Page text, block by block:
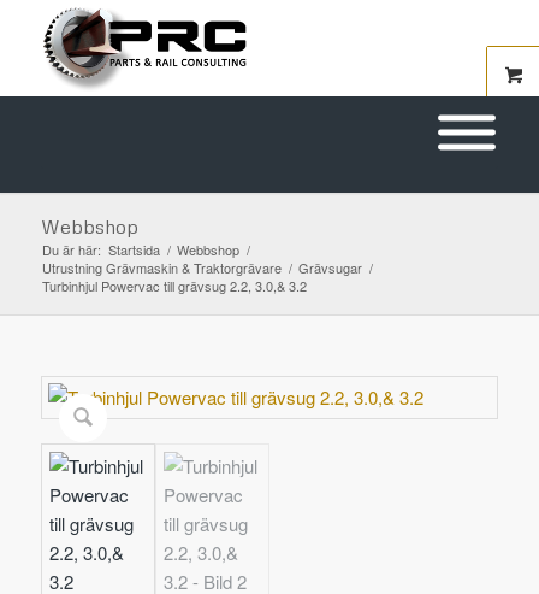
Webbshop
Du är här: Startsida / Webbshop /
Utrustning Grävmaskin & Traktorgrävare / Grävsugar /
Turbinhjul Powervac till grävsug 2.2, 3.0,& 3.2